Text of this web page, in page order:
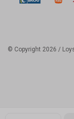
© Copyright 2026 /